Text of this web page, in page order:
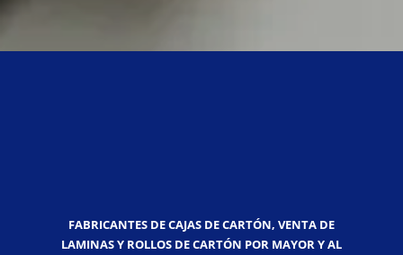
FABRICANTES DE CAJAS DE CARTÓN, VENTA DE
LAMINAS Y ROLLOS DE CARTÓN POR MAYOR Y AL